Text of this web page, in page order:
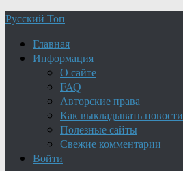
Русский Топ
Главная
Информация
О сайте
FAQ
Авторские права
Как выкладывать новости
Полезные сайты
Свежие комментарии
Войти